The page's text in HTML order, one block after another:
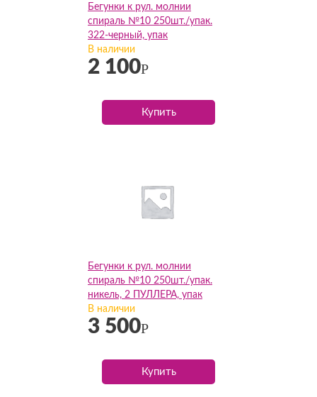
Бегунки к рул. молнии
спираль №10 250шт./упак.
322-черный, упак
В наличии
2 100Р
Купить
Бегунки к рул. молнии
спираль №10 250шт./упак.
никель, 2 ПУЛЛЕРА, упак
В наличии
3 500Р
Купить